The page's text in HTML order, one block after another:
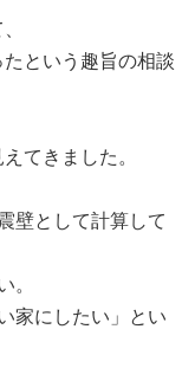
という趣旨の相談
てきました。
壁として計算して
。
家にしたい」とい